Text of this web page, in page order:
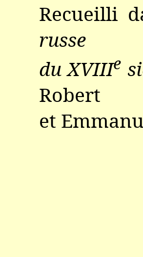
Recueilli
russe
du XVIIIe
Robert
et